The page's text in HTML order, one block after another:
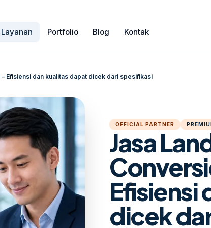
Layanan Portfolio Blog Kontak
Efisiensi dan kualitas dapat dicek dari spesifikasi
OFFICIAL PARTNER
Jasa
Efisiensi
dicek